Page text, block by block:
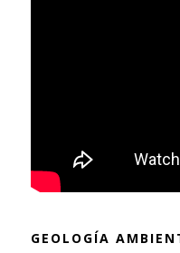
GEOLOGÍA